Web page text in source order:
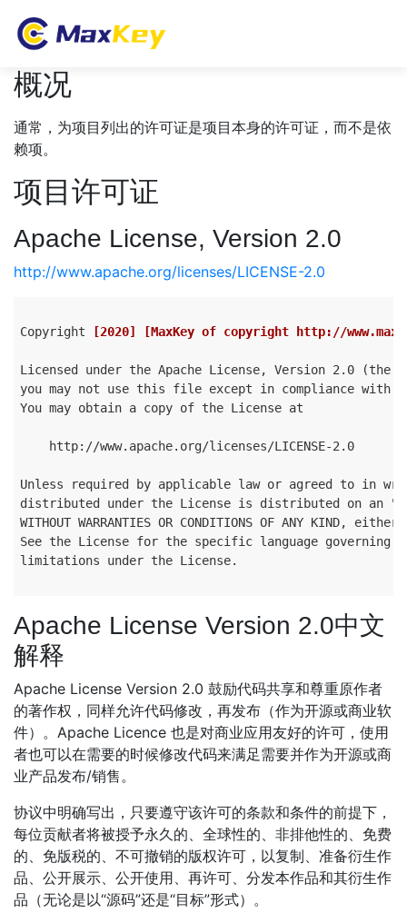
概况
通常，为项目列出的许可证是项目本身的许可证，而不是依
赖项。
项目许可证
Apache License, Version 2.0
http://www.apache.org/licenses/LICENSE-2.0
Copyright [2020] [MaxKey of copyright http://
Licensed under the Apache License, Version 2.0 (the
you may not use this file except in compliance with
You may obtain a copy of the License at
    http://www.apache.org/licenses/LICENSE-2.0
Unless required by applicable law or agreed to in
distributed under the License is distributed on an
WITHOUT WARRANTIES OR CONDITIONS OF ANY KIND,
See the License for the specific language governing
limitations under the License.
Apache License Version 2.0中文
解释
Apache License Version 2.0 鼓励代码共享和尊重原作者
的著作权，同样允许代码修改，再发布（作为开源或商业软
件）。Apache Licence 也是对商业应用友好的许可，使用
者也可以在需要的时候修改代码来满足需要并作为开源或商
业产品发布/销售。
协议中明确写出，只要遵守该许可的条款和条件的前提下，
每位贡献者将被授予永久的、全球性的、非排他性的、免费
的、免版税的、不可撤销的版权许可，以复制、准备衍生作
品、公开展示、公开使用、再许可、分发本作品和其衍生作
品（无论是以“源码”还是“目标”形式）。